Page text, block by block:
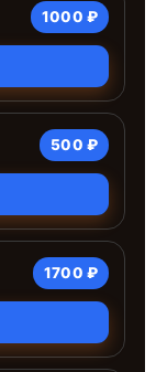
1000 ₽
500 ₽
1700 ₽